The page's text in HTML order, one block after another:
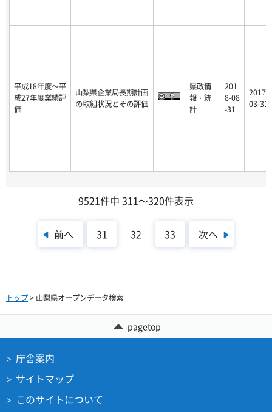
平成18年度～平
成27年度業績評
価
山梨県企業局長期計画
の取組状況とその評価
県政情
報・統
計
201
8-08
-31
2017-
03-31
9521件中 311～320件表示
前へ 31 32 33 次へ
トップ> 山梨県オープンデータ検索
pagetop
庁舎案内
サイトマップ
このサイトについて